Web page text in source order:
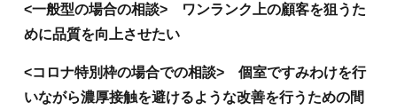
<一般型の場合の相談> ワンランク上の顧客を狙うた
めに品質を向上させたい
<コロナ特別枠の場合での相談> 個室ですみわけを行
いながら濃厚接触を避けるような改善を行うための間